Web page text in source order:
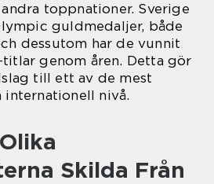
toppnationer. Sverige
guldmedaljer, både
dessutom har de vunnit
genom åren. Detta gör
till ett av de mest
internationell nivå.
Skilda Från